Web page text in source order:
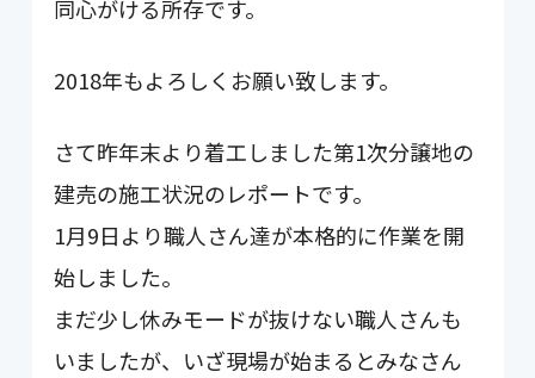
同心がける所存です。
2018年もよろしくお願い致します。
さて昨年末より着工しました第1次分譲地の
建売の施工状況のレポートです。
1月9日より職人さん達が本格的に作業を開
始しました。
まだ少し休みモードが抜けない職人さんも
いましたが、いざ現場が始まるとみなさん